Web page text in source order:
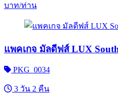
บาท/ท่าน
แพคเกจ มัลดีฟส์ LUX
PKG_0034
3 วัน 2 คืน